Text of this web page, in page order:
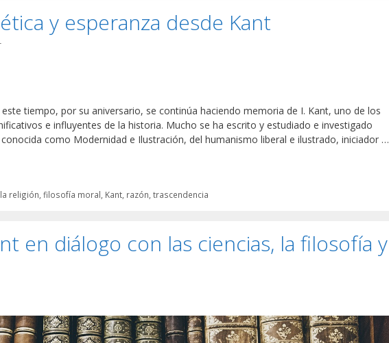
y esperanza desde Kant
tiempo, por su aniversario, se continúa haciendo memoria de I. Kant, uno de los
e influyentes de la historia. Mucho se ha escrito y estudiado e investigado
como Modernidad e Ilustración, del humanismo liberal e ilustrado, iniciador …
religión ,filosofía moral Kant razón ,trascendencia
en diálogo con las ciencias, la filosofía y